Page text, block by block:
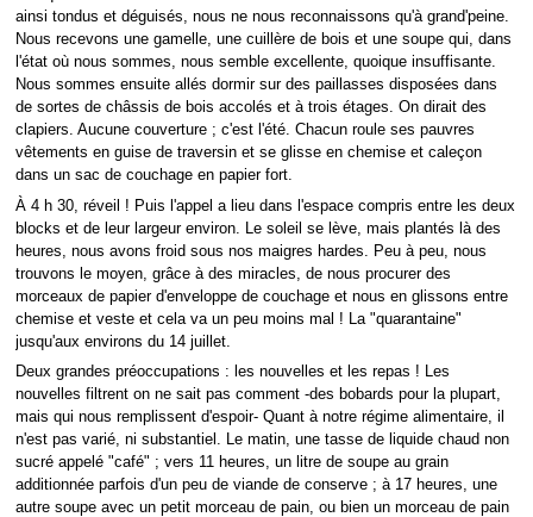
ainsi tondus et déguisés, nous ne nous reconnaissons qu'à grand'peine.
Nous recevons une gamelle, une cuillère de bois et une soupe qui, dans
l'état où nous sommes, nous semble excellente, quoique insuffisante.
Nous sommes ensuite allés dormir sur des paillasses disposées dans
de sortes de châssis de bois accolés et à trois étages. On dirait des
clapiers. Aucune couverture ; c'est l'été. Chacun roule ses pauvres
vêtements en guise de traversin et se glisse en chemise et caleçon
dans un sac de couchage en papier fort.
À 4 h 30, réveil ! Puis l'appel a lieu dans l'espace compris entre les deux
blocks et de leur largeur environ. Le soleil se lève, mais plantés là des
heures, nous avons froid sous nos maigres hardes. Peu à peu, nous
trouvons le moyen, grâce à des miracles, de nous procurer des
morceaux de papier d'enveloppe de couchage et nous en glissons entre
chemise et veste et cela va un peu moins mal ! La "quarantaine"
jusqu'aux environs du 14 juillet.
Deux grandes préoccupations : les nouvelles et les repas ! Les
nouvelles filtrent on ne sait pas comment -des bobards pour la plupart,
mais qui nous remplissent d'espoir- Quant à notre régime alimentaire, il
n'est pas varié, ni substantiel. Le matin, une tasse de liquide chaud non
sucré appelé "café" ; vers 11 heures, un litre de soupe au grain
additionnée parfois d'un peu de viande de conserve ; à 17 heures, une
autre soupe avec un petit morceau de pain, ou bien un morceau de pain